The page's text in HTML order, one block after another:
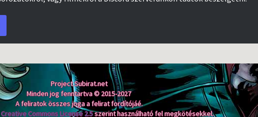
Project Subirat.net
Minden jog fenntartva © 2015-2027
A feliratok összes joga a felirat fordítójáé.
Creative Commons License 2.5szerint használható fel megkötésekkel.